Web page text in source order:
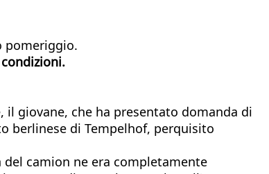
pomeriggio.
il giovane, che ha presentato domanda di
berlinese di Tempelhof, perquisito
camion ne era completamente